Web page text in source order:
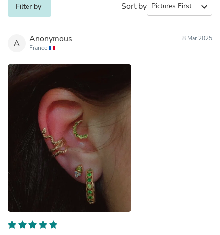
Filter by Sort by expand_more
A Anonymous
France
8 Mar 2025